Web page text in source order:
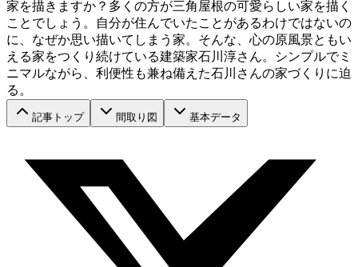
家を描きますか？多くの方が三角屋根の可愛らしい家を描く
ことでしょう。自分が住んでいたことがあるわけではないの
に、なぜか思い描いてしまう家。そんな、心の原風景ともい
える家をつくり続けている建築家石川淳さん。シンプルでミ
ニマルながら、利便性も兼ね備えた石川さんの家づくりに迫
る。
記事トップ 間取り図 基本データ